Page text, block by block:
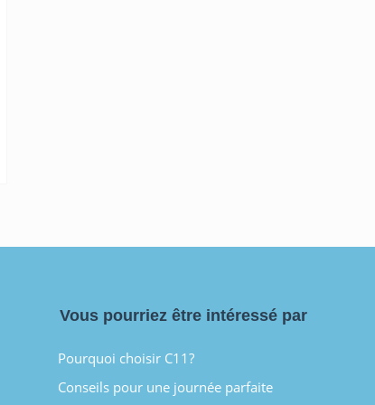
Vous pourriez être intéressé par
Pourquoi choisir C11?
Conseils pour une journée parfaite